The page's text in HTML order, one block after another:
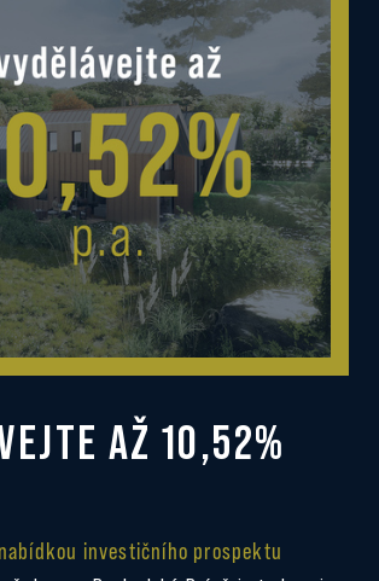
AŽ 10,52%
investičního prospektu